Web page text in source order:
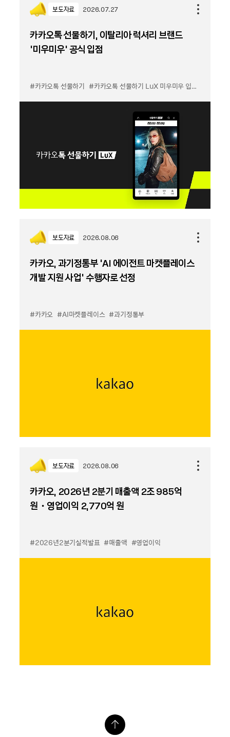
보도자료 2026.07.27
카카오톡 선물하기, 이탈리아 럭셔리 브랜드
'미우미우' 공식 입점
#카카오톡 선물하기 #카카오톡 선물하기 LuX 미우미우 입점
보도자료 2026.08.06
카카오, 과기정통부 ‘AI 에이전트 마켓플레이스
개발 지원 사업’ 수행자로 선정
#카카오 #AI마켓플레이스 #과기정통부
보도자료 2026.08.06
카카오, 2026년 2분기 매출액 2조 985억
원・영업이익 2,770억 원
#2026년2분기실적발표 #매출액 #영업이익